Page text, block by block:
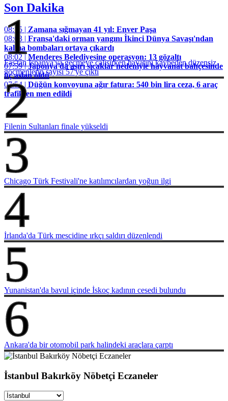
Son Dakika
08:15 | Zamana sığmayan 41 yıl: Enver Paşa
08:03 | Fransa'daki orman yangını İkinci Dünya Savaşı'ndan
kalma bombaları ortaya çıkardı
08:02 |Menderes Belediyesine operasyon: 13 gözaltı
07:59 |Japonya'da aşırı sıcaklar nedeniyle hayvanat bahçesinde
üç aslan öldü
07:54 | Düğün konvoyuna ağır fatura: 540 bin lira ceza, 6 araç
trafikten men edildi
1
Fas'tan İspanya'ya geçmeye çalışırken hayatını kaybeden düzensiz
göçmenlerin sayısı 57'ye çıktı
2
Filenin Sultanları finale yükseldi
3
Chicago Türk Festivali'ne katılımcılardan yoğun ilgi
4
İrlanda'da Türk mescidine ırkçı saldırı düzenlendi
5
Yunanistan'da bavul içinde İskoç kadının cesedi bulundu
6
Ankara'da bir otomobil park halindeki araçlara çarptı
İstanbul Bakırköy Nöbetçi Eczaneler